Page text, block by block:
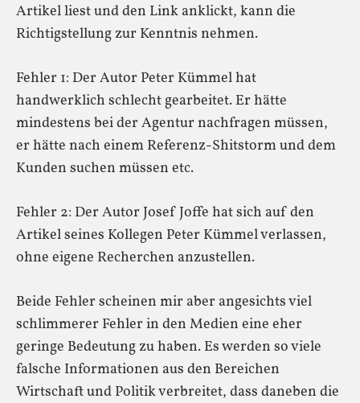
Artikel liest und den Link anklickt, kann die
Richtigstellung zur Kenntnis nehmen.
Fehler 1: Der Autor Peter Kümmel hat
handwerklich schlecht gearbeitet. Er hätte
mindestens bei der Agentur nachfragen müssen,
er hätte nach einem Referenz-Shitstorm und dem
Kunden suchen müssen etc.
Fehler 2: Der Autor Josef Joffe hat sich auf den
Artikel seines Kollegen Peter Kümmel verlassen,
ohne eigene Recherchen anzustellen.
Beide Fehler scheinen mir aber angesichts viel
schlimmerer Fehler in den Medien eine eher
geringe Bedeutung zu haben. Es werden so viele
falsche Informationen aus den Bereichen
Wirtschaft und Politik verbreitet, dass daneben die